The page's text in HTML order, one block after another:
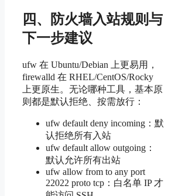
四、防火墙入站规则与
下一步建议
ufw 在 Ubuntu/Debian 上更易用，
firewalld 在 RHEL/CentOS/Rocky
上更原生。无论哪种工具，基本原
则都是默认拒绝、按需放行：
ufw default deny incoming：默
认拒绝所有入站
ufw default allow outgoing：
默认允许所有出站
ufw allow from to any port
22022 proto tcp：白名单 IP 才